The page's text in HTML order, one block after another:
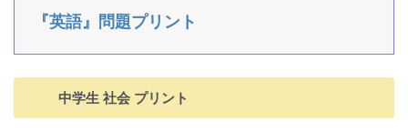
『英語』問題プリント
中学生 社会 プリント